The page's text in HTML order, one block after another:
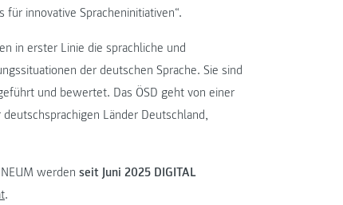
für innovative Spracheninitiativen“.
in erster Linie die sprachliche und
der deutschen Sprache. Sie sind
und bewertet. Das ÖSD geht von einer
Länder Deutschland,
werden seit Juni 2025 DIGITAL
.